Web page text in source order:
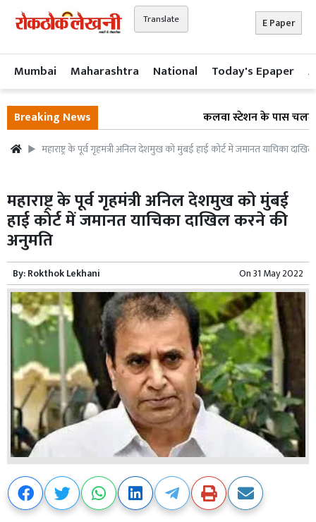
Translate E Paper
Mumbai Maharashtra National Today's Epaper
Breaking News कलवा स्टेशन के पास चलती
महाराष्ट्र के पूर्व गृहमंत्री अनिल देशमुख को मुंबई हाई कोर्ट में जमानत याचिका
महाराष्ट्र के पूर्व गृहमंत्री अनिल देशमुख को मुंबई
हाई कोर्ट में जमानत याचिका दाखिल करने की
अनुमति
By:Rokthok Lekhani On31 May 2022